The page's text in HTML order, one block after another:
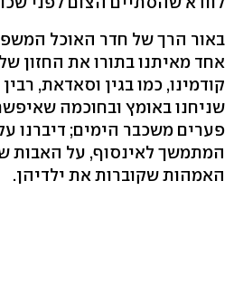
באור הרך של חדר האוכל
אחד מאיתנו בתורו את החזון
קודמינו, כמו בגין וסאדאת, רבין
שניחנו באומץ ובחוכמה
פערים משכבר הימים; דיברנו
המתמשך לאינסוף, על האבות
האמהות שקוברות את ילדיהן.